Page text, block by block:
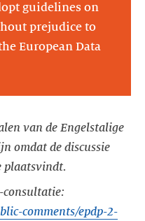
guidelines on
prejudice to
European Data
van de Engelstalige
omdat de discussie
plaatsvindt.
consultatie:
comments/epdp-2-